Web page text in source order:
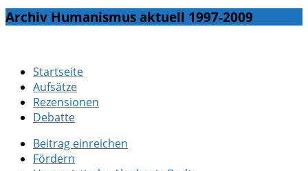
Archiv Humanismus aktuell 1997-2009
Startseite
Aufsätze
Rezensionen
Debatte
Beitrag einreichen
Fördern